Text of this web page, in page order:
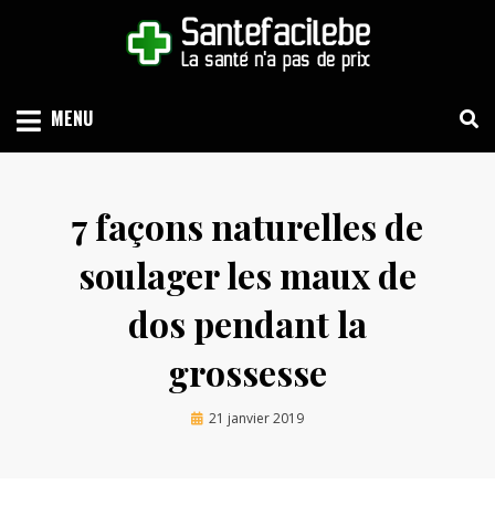
MENU
7 façons naturelles de
soulager les maux de
dos pendant la
grossesse
by Alex
Posted
21 janvier 2019